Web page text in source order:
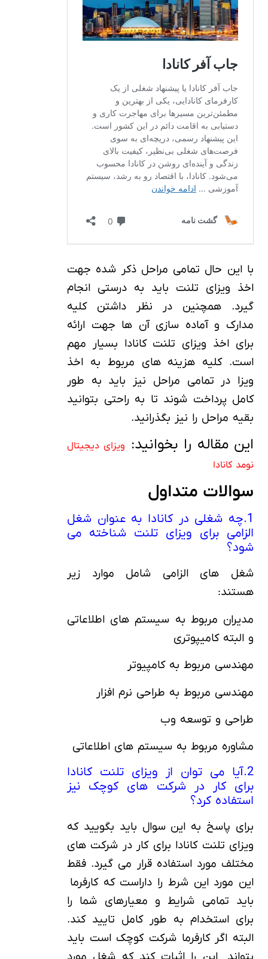
با این حال تمامی مراحل ذکر شده جهت
اخذ ویزای تلنت باید به درستی انجام
گیرد. همچنین در نظر داشتن کلیه
مدارک و آماده سازی آن ها جهت ارائه
برای اخذ ویزای تلنت کانادا بسیار مهم
است. کلیه هزینه های مربوط به اخذ
ویزا در تمامی مراحل نیز باید به طور
کامل پرداخت شوند تا به راحتی بتوانید
بقیه مراحل را نیز بگذرانید.
این مقاله را بخوانید: ویزای دیجیتال
نومد کانادا
سوالات متداول
1.چه شغلی در کانادا به عنوان شغل
الزامی برای ویزای تلنت شناخته می
شود؟
شغل های الزامی شامل موارد زیر
هستند:
مدیران مربوط به سیستم های اطلاعاتی
و البته کامیپوتری
مهندسی مربوط به کامپیوتر
مهندسی مربوط به طراحی نرم افزار
طراحی و توسعه وب
مشاوره مربوط به سیستم های اطلاعاتی
2.آیا می توان از ویزای تلنت کانادا
برای کار در شرکت های کوچک نیز
استفاده کرد؟
برای پاسخ به این سوال باید بگویید که
ویزای تلنت کانادا برای کار در شرکت های
مختلف مورد استفاده قرار می گیرد. فقط
این مورد این شرط را داراست که کارفرما
باید تمامی شرایط و معیارهای شما را
برای استخدام به طور کامل تایید کند.
البته اگر کارفرما شرکت کوچک است باید